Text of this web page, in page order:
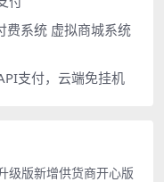
费系统 虚拟商城系统
支付，云端免挂机
级版新增供货商开心版